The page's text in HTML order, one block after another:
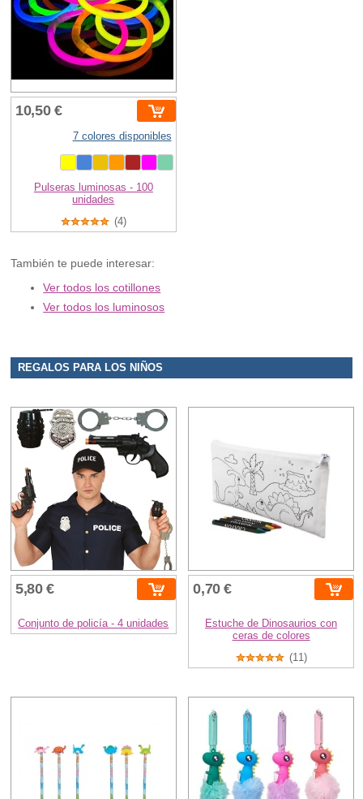
10,50 €
7 colores disponibles
Pulseras luminosas - 100
unidades
(4)
También te puede interesar:
Ver todos los cotillones
Ver todos los luminosos
REGALOS PARA LOS NIÑOS
5,80 €
Conjunto de policía - 4 unidades
0,70 €
Estuche de Dinosaurios con
ceras de colores
(11)